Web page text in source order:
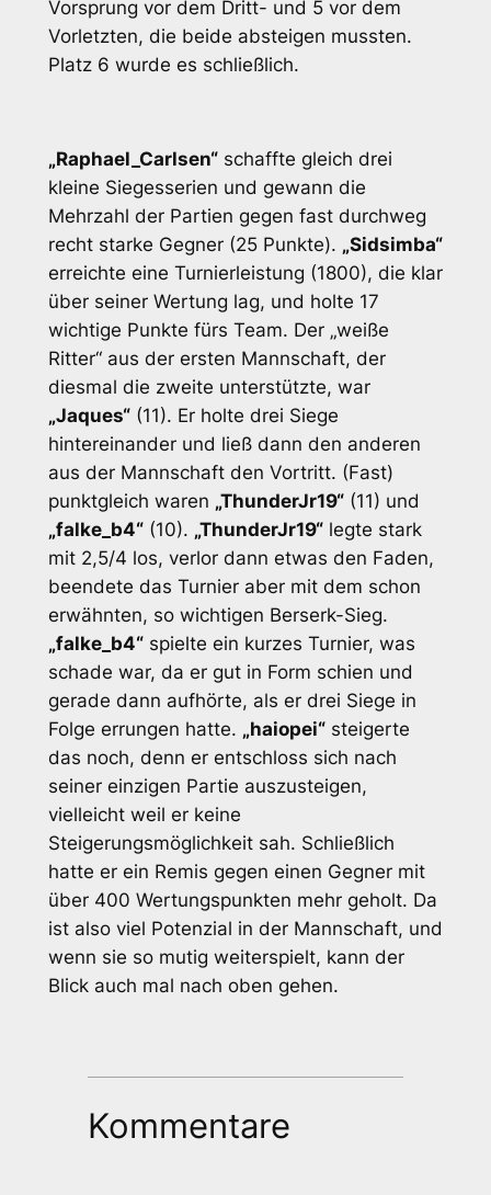
Vorsprung vor dem Dritt- und 5 vor dem
Vorletzten, die beide absteigen mussten.
Platz 6 wurde es schließlich.
„Raphael_Carlsen“schaffte gleich drei
kleine Siegesserien und gewann die
Mehrzahl der Partien gegen fast durchweg
recht starke Gegner (25 Punkte). „Sidsimba“
erreichte eine Turnierleistung (1800), die klar
über seiner Wertung lag, und holte 17
wichtige Punkte fürs Team. Der „weiße
Ritter“ aus der ersten Mannschaft, der
diesmal die zweite unterstützte, war
„Jaques“(11). Er holte drei Siege
hintereinander und ließ dann den anderen
aus der Mannschaft den Vortritt. (Fast)
punktgleich waren „ThunderJr19“(11) und
„falke_b4“(10). „ThunderJr19“legte stark
mit 2,5/4 los, verlor dann etwas den Faden,
beendete das Turnier aber mit dem schon
erwähnten, so wichtigen Berserk-Sieg.
„falke_b4“spielte ein kurzes Turnier, was
schade war, da er gut in Form schien und
gerade dann aufhörte, als er drei Siege in
Folge errungen hatte. „haiopei“steigerte
das noch, denn er entschloss sich nach
seiner einzigen Partie auszusteigen,
vielleicht weil er keine
Steigerungsmöglichkeit sah. Schließlich
hatte er ein Remis gegen einen Gegner mit
über 400 Wertungspunkten mehr geholt. Da
ist also viel Potenzial in der Mannschaft, und
wenn sie so mutig weiterspielt, kann der
Blick auch mal nach oben gehen.
Kommentare